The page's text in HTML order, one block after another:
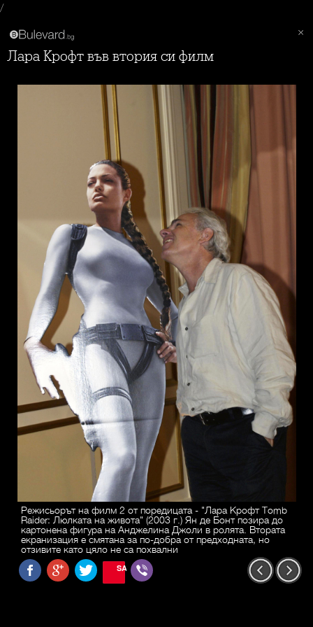
/
Лара Крофт във втория си филм
Режисьорът на филм 2 от поредицата - "Лара Крофт Tomb
Raider: Люлката на живота" (2003 г.) Ян де Бонт позира до
картонена фигура на Анджелина Джоли в ролята. Втората
екранизация е смятана за по-добра от предходната, но
отзивите като цяло не са похвални
SAVE